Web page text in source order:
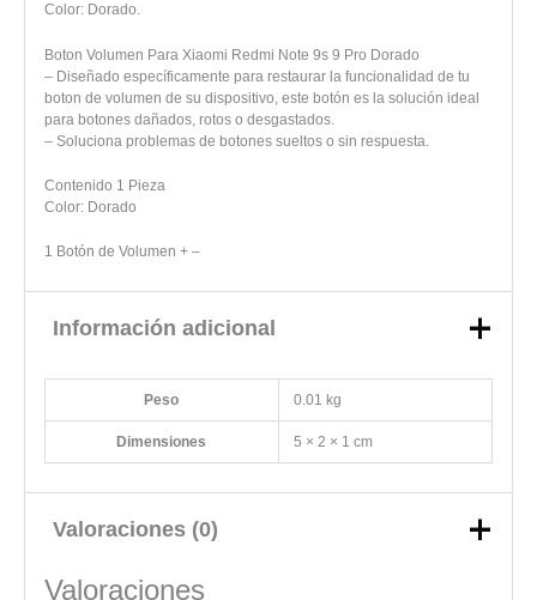
Color: Dorado.
Boton Volumen Para Xiaomi Redmi Note 9s 9 Pro Dorado
– Diseñado específicamente para restaurar la funcionalidad de tu
boton de volumen de su dispositivo, este botón es la solución ideal
para botones dañados, rotos o desgastados.
– Soluciona problemas de botones sueltos o sin respuesta.
Contenido 1 Pieza
Color: Dorado
1 Botón de Volumen + –
Información adicional
Peso 0.01 kg
Dimensiones 5 × 2 × 1 cm
Valoraciones (0)
Valoraciones